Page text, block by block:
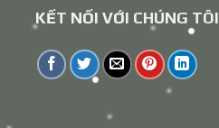
KẾT NỐI VỚI CHÚNG TÔI